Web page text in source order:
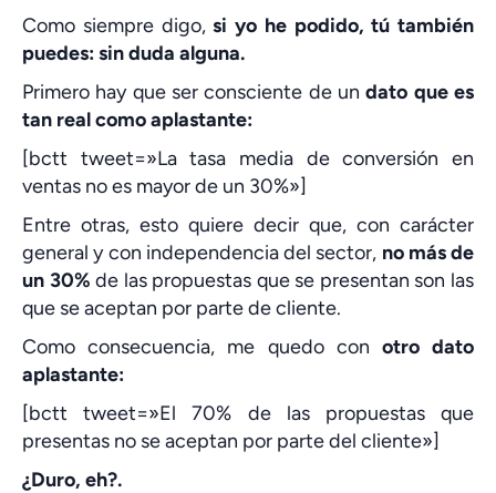
Como siempre digo,si yo he podido, tú también
puedes: sin duda alguna.
Primero hay que ser consciente de undato que es
tan real como aplastante:
[bctt tweet=»La tasa media de conversión en
ventas no es mayor de un 30%»]
Entre otras, esto quiere decir que, con carácter
general y con independencia del sector, no más de
un 30% de las propuestas que se presentan son las
que se aceptan por parte de cliente.
Como consecuencia, me quedo con otro dato
aplastante:
[bctt tweet=»El 70% de las propuestas que
presentas no se aceptan por parte del cliente»]
¿Duro, eh?.